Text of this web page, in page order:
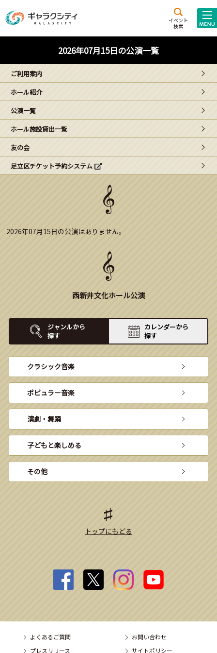
イベント
検索
施設案内
西新井
文化ホール
ギャラクシティとは
こどもみーてぃんぐ
Gがくえん
ブランドからのお知らせ
2026年07月15日の公演一覧
ご利用案内
ホール紹介
公演一覧
ホール施設貸出一覧
友の会
足立区チケット予約システム
2026年07月15日の公演はありません。
西新井文化ホール公演
ジャンルから
探す
カレンダーから
探す
クラシック音楽
ポピュラー音楽
演劇・舞踊
子どもと楽しめる
その他
トップにもどる
よくあるご質問
お問い合わせ
プレスリリース
サイトポリシー